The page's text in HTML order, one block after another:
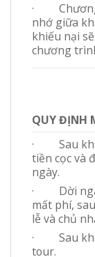
· Chương
nhớ giữa
khiếu nại
chương
QUY ĐỊNH
· Sau khi
tiền cọc và
ngày.
· Dời
mất phí,
lễ và chủ
· Sau khi
tour.